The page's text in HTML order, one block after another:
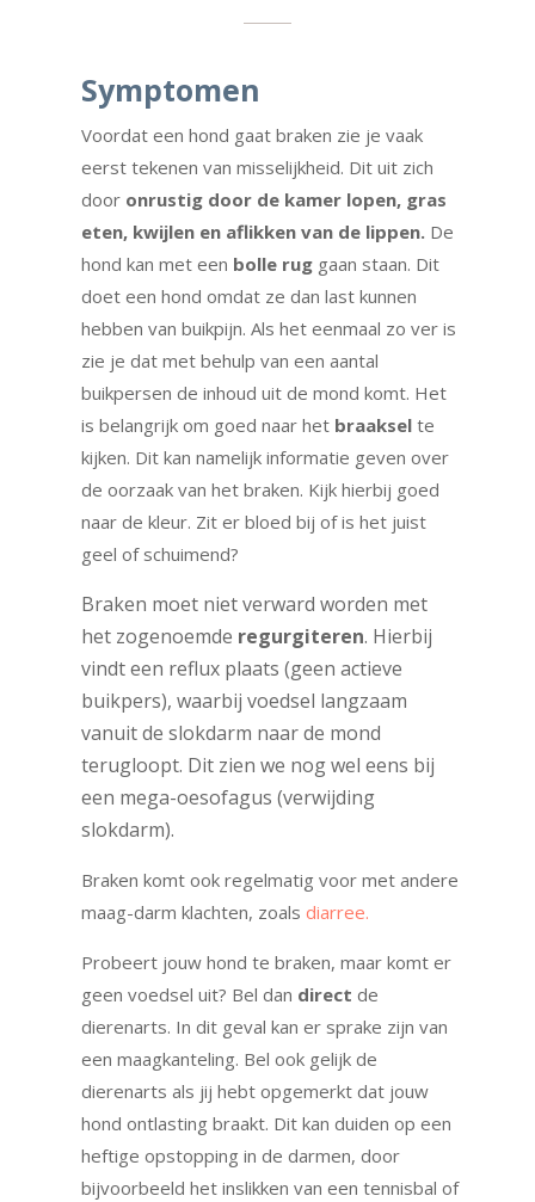
Symptomen
Voordat een hond gaat braken zie je vaak
eerst tekenen van misselijkheid. Dit uit zich
door onrustig door de kamer lopen, gras
eten, kwijlen en aflikken van de lippen.De
hond kan met een bolle ruggaan staan. Dit
doet een hond omdat ze dan last kunnen
hebben van buikpijn. Als het eenmaal zo ver is
zie je dat met behulp van een aantal
buikpersen de inhoud uit de mond komt. Het
is belangrijk om goed naar het braakselte
kijken. Dit kan namelijk informatie geven over
de oorzaak van het braken. Kijk hierbij goed
naar de kleur. Zit er bloed bij of is het juist
geel of schuimend?
Braken moet niet verward worden met
het zogenoemde regurgiteren. Hierbij
vindt een reflux plaats (geen actieve
buikpers), waarbij voedsel langzaam
vanuit de slokdarm naar de mond
terugloopt. Dit zien we nog wel eens bij
een mega-oesofagus (verwijding
slokdarm).
Braken komt ook regelmatig voor met andere
maag-darm klachten, zoals diarree.
Probeert jouw hond te braken, maar komt er
geen voedsel uit? Bel dan direct de
dierenarts. In dit geval kan er sprake zijn van
een maagkanteling. Bel ook gelijk de
dierenarts als jij hebt opgemerkt dat jouw
hond ontlasting braakt. Dit kan duiden op een
heftige opstopping in de darmen, door
bijvoorbeeld het inslikken van een tennisbal of